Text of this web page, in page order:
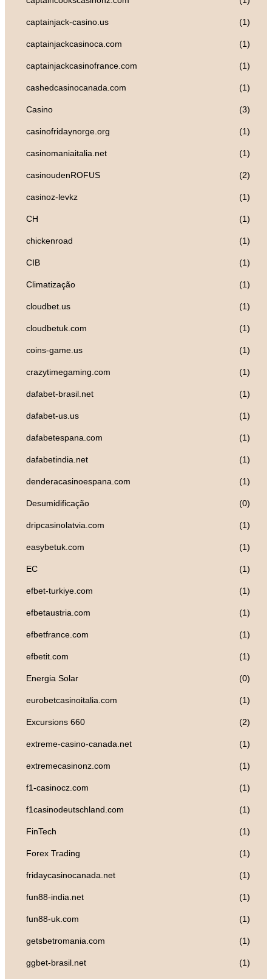
captainjack-casino.us (1)
captainjackcasinoca.com (1)
captainjackcasinofrance.com (1)
cashedcasinocanada.com (1)
Casino (3)
casinofridaynorge.org (1)
casinomaniaitalia.net (1)
casinoudenROFUS (2)
casinoz-levkz (1)
CH (1)
chickenroad (1)
CIB (1)
Climatização (1)
cloudbet.us (1)
cloudbetuk.com (1)
coins-game.us (1)
crazytimegaming.com (1)
dafabet-brasil.net (1)
dafabet-us.us (1)
dafabetespana.com (1)
dafabetindia.net (1)
denderacasinoespana.com (1)
Desumidificação (0)
dripcasinolatvia.com (1)
easybetuk.com (1)
EC (1)
efbet-turkiye.com (1)
efbetaustria.com (1)
efbetfrance.com (1)
efbetit.com (1)
Energia Solar (0)
eurobetcasinoitalia.com (1)
Excursions 660 (2)
extreme-casino-canada.net (1)
extremecasinonz.com (1)
f1-casinocz.com (1)
f1casinodeutschland.com (1)
FinTech (1)
Forex Trading (1)
fridaycasinocanada.net (1)
fun88-india.net (1)
fun88-uk.com (1)
getsbetromania.com (1)
ggbet-brasil.net (1)